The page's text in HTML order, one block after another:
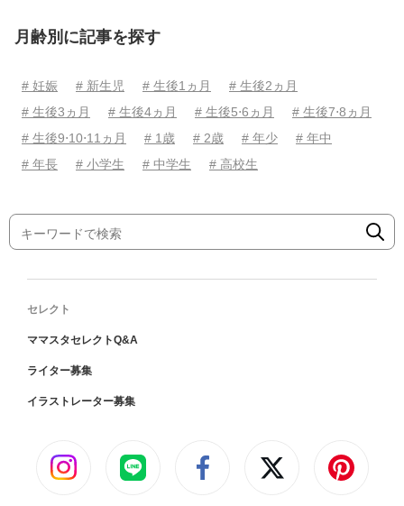
月齢別に記事を探す
# 妊娠 # 新生児 # 生後1ヵ月
# 生後2ヵ月
# 生後3ヵ月
# 生後4ヵ月 # 生後5⋅6ヵ月
# 生後7⋅8ヵ月
# 生後9⋅10⋅11ヵ月
# 1歳 # 2歳 # 年少
# 年中
# 年長
# 小学生 # 中学生 # 高校生
セレクト
ママスタセレクトQ&A
ライター募集
イラストレーター募集